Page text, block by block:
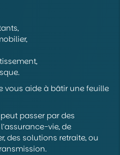
vous aide à bâtir une feuille
passer par des
vie, de
des solutions retraite, ou